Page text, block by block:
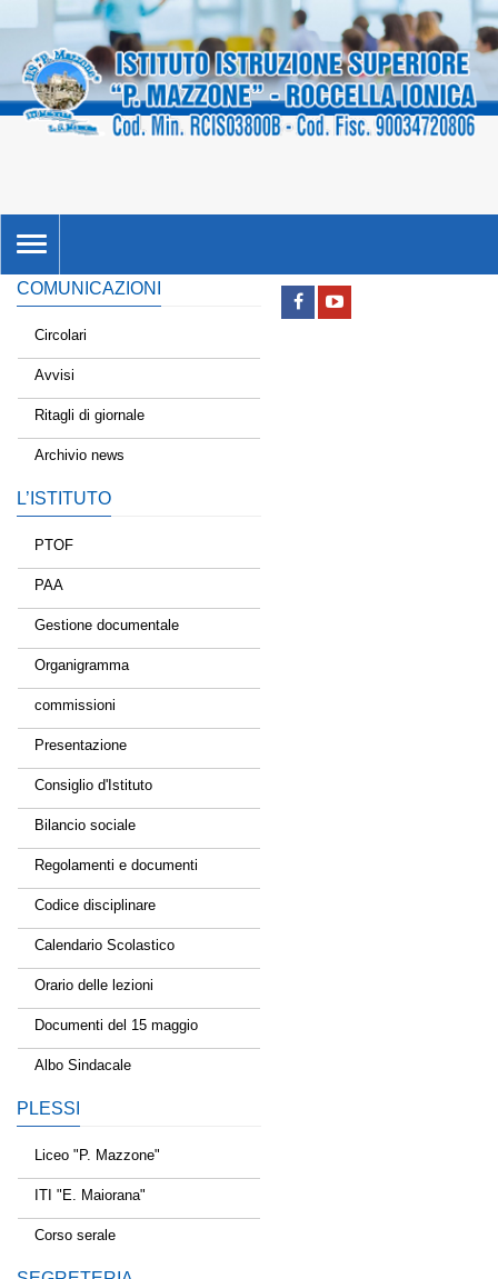
TOGGLE
NAVIGATION
COMUNICAZIONI
Circolari
Avvisi
Ritagli di giornale
Archivio news
L’ISTITUTO
PTOF
PAA
Gestione documentale
Organigramma
commissioni
Presentazione
Consiglio d'Istituto
Bilancio sociale
Regolamenti e documenti
Codice disciplinare
Calendario Scolastico
Orario delle lezioni
Documenti del 15 maggio
Albo Sindacale
PLESSI
Liceo "P. Mazzone"
ITI "E. Maiorana"
Corso serale